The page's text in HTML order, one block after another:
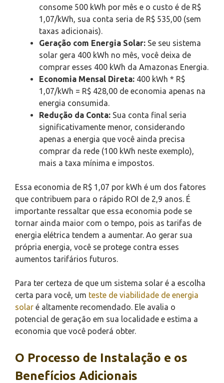
consome 500 kWh por mês e o custo é de R$
1,07/kWh, sua conta seria de R$ 535,00 (sem
taxas adicionais).
Geração com Energia Solar: Se seu sistema
solar gera 400 kWh no mês, você deixa de
comprar esses 400 kWh da Amazonas Energia.
Economia Mensal Direta: 400 kWh * R$
1,07/kWh = R$ 428,00 de economia apenas na
energia consumida.
Redução da Conta: Sua conta final seria
significativamente menor, considerando
apenas a energia que você ainda precisa
comprar da rede (100 kWh neste exemplo),
mais a taxa mínima e impostos.
Essa economia de R$ 1,07 por kWh é um dos fatores
que contribuem para o rápido ROI de 2,9 anos. É
importante ressaltar que essa economia pode se
tornar ainda maior com o tempo, pois as tarifas de
energia elétrica tendem a aumentar. Ao gerar sua
própria energia, você se protege contra esses
aumentos tarifários futuros.
Para ter certeza de que um sistema solar é a escolha
certa para você, um teste de viabilidade de energia
solar é altamente recomendado. Ele avalia o
potencial de geração em sua localidade e estima a
economia que você poderá obter.
O Processo de Instalação e os
Benefícios Adicionais